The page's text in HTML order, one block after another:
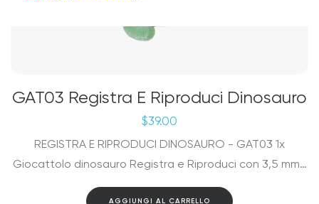
GAT03 Registra E Riproduci Dinosauro
$39.00
REGISTRA E RIPRODUCI DINOSAURO - GAT03 1x
Giocattolo dinosauro Registra e Riproduci con 3,5 mm…
AGGIUNGI AL CARRELLO